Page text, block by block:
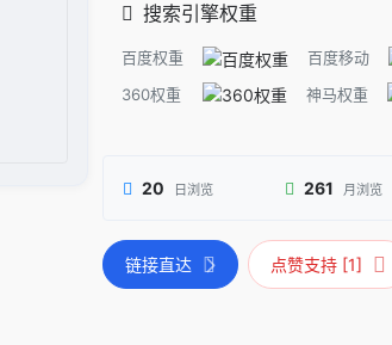
搜索引擎权重
百度权重 百度移动
360权重
神马权重
20 日浏览 261 月浏览
链接直达 点赞支持 [1]